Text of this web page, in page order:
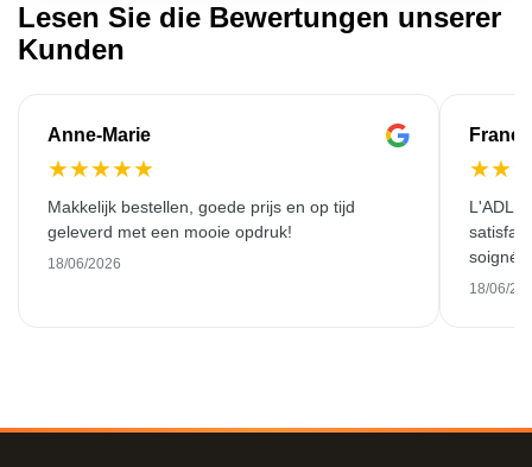
Lesen Sie die Bewertungen unserer
Kunden
Anne-Marie
★★★★★
Makkelijk bestellen, goede prijs en op tijd
geleverd met een mooie opdruk!
18/06/2026
★★
L'ADL
soigné
18/06/